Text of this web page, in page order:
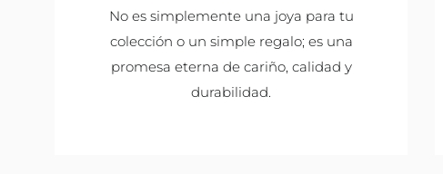
No es simplemente una joya para tu
colección o un simple regalo; es una
promesa eterna de cariño, calidad y
durabilidad.